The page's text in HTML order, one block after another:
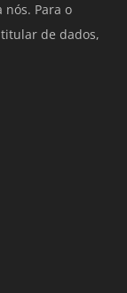
Para o
de dados,